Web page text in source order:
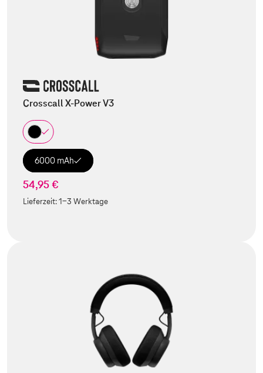
Crosscall X-Power V3
6000 mAh
54,95 €
Lieferzeit:1-3 Werktage